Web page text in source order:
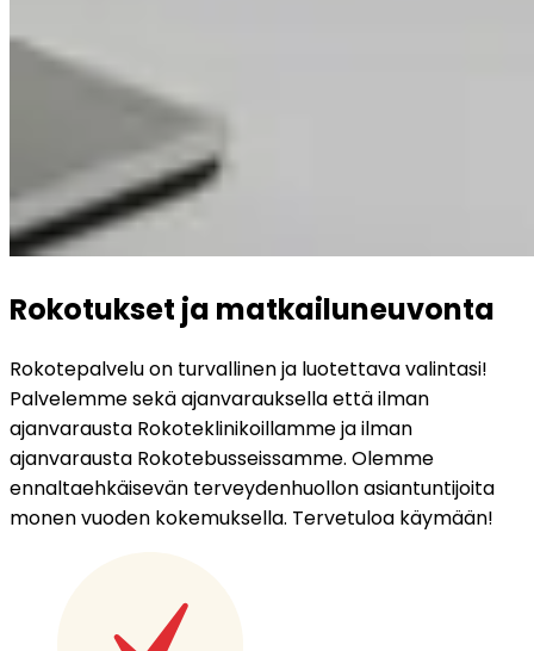
Rokotukset ja matkailuneuvonta
Rokotepalvelu on turvallinen ja luotettava valintasi!
Palvelemme sekä ajanvarauksella että ilman
ajanvarausta Rokoteklinikoillamme ja ilman
ajanvarausta Rokotebusseissamme. Olemme
ennaltaehkäisevän terveydenhuollon asiantuntijoita
monen vuoden kokemuksella. Tervetuloa käymään!